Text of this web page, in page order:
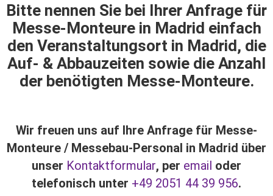
Bitte nennen Sie bei Ihrer Anfrage für
Messe-Monteure in Madrid einfach
den Veranstaltungsort in Madrid, die
Auf- & Abbauzeiten sowie die Anzahl
der benötigten Messe-Monteure.
Wir freuen uns auf Ihre Anfrage für Messe-
Monteure / Messebau-Personal in Madrid über
unser Kontaktformular, per email oder
telefonisch unter +49 2051 44 39 956.